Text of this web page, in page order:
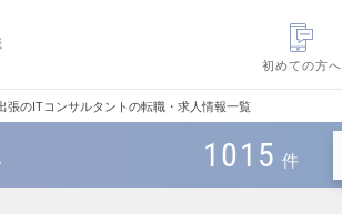
初めての方へ
張のITコンサルタントの転職・求人情報一覧
1015 件